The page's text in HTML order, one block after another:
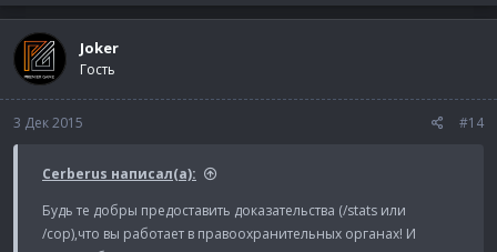
а
к
ц
и
и
Joker
Гость
3 Дек 2015 #14
Cerberus написал(а):
Будь те добры предоставить доказательства (/stats или
/cop),что вы работает в правоохранительных органах! И